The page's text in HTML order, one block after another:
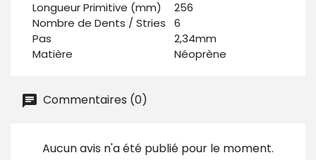
Longueur Primitive (mm) 256
Nombre de Dents / Stries
6
Pas
2,34mm
Matière
Néoprène
Commentaires (0)
Aucun avis n'a été publié pour le moment.